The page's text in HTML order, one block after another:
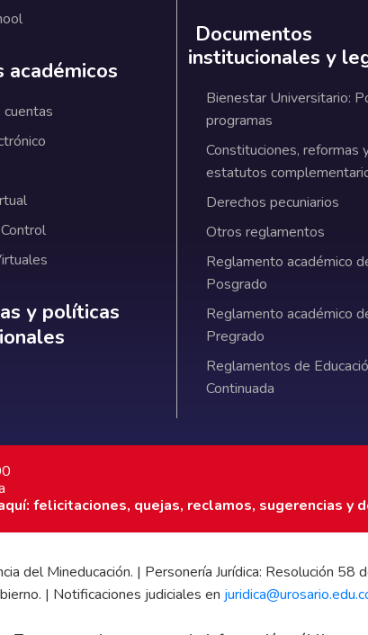
académicos
y políticas institucionales
y políticas
Documentos
institucionales y
Bienestar Universitario:
programas
Constituciones, reformas
estatutos
Derechos pecuniarios
Otros reglamentos
Reglamento académico
Posgrado
Reglamento académico
Pregrado
Reglamentos de
Continuada
felicitaciones, quejas, reclamos, sugerencias y
del Mineducación. | Personería Jurídica: Resolución
| Notificaciones judiciales en